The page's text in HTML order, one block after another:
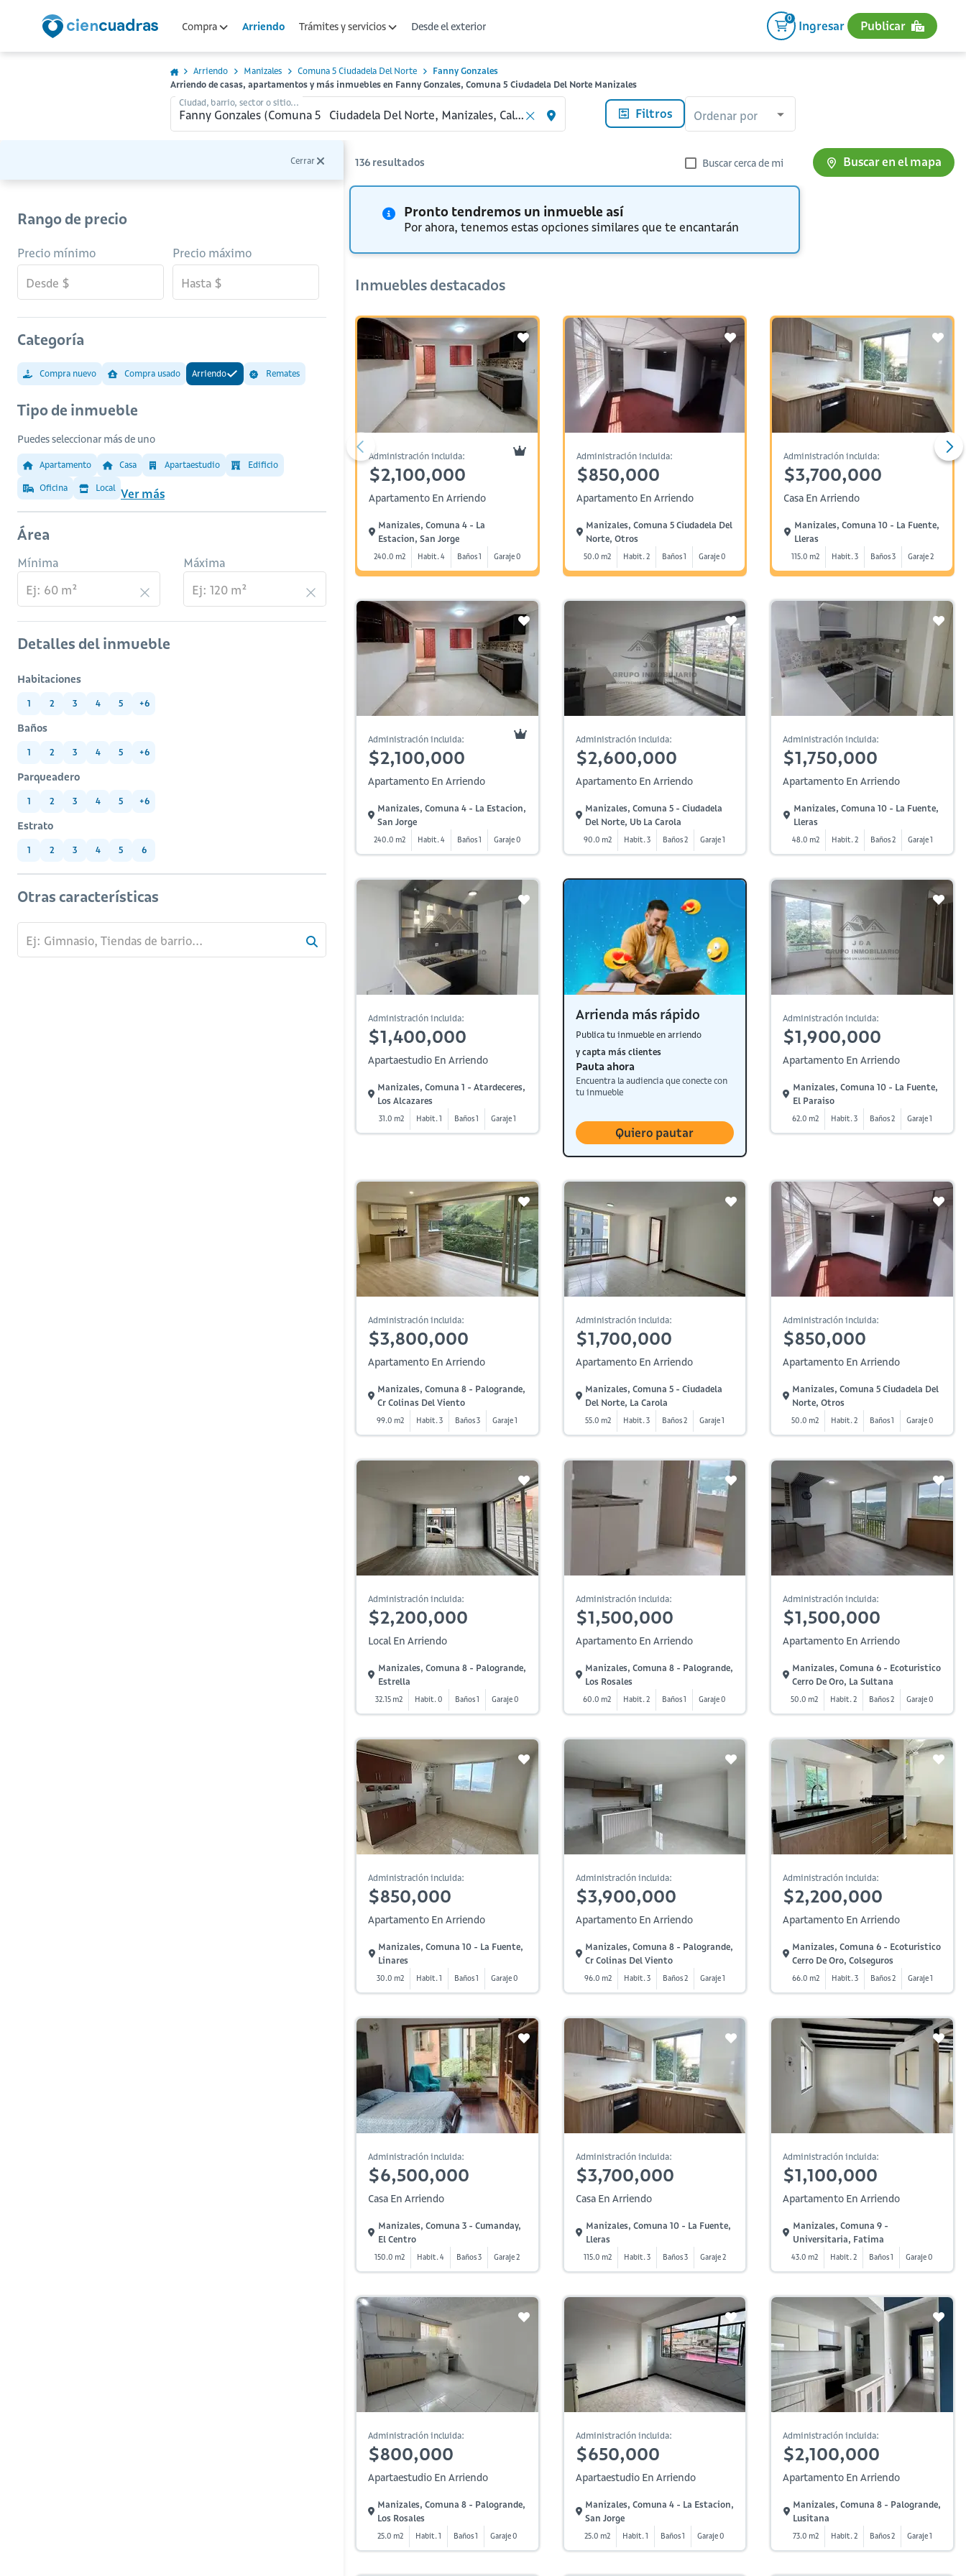
Compra Arriendo Trámites y servicios Desde el exterior
0
Ingresar Publicar
Arriendo Manizales Comuna 5 Ciudadela Del Norte
Fanny Gonzales
Arriendo de casas, apartamentos y más inmuebles en Fanny Gonzales, Comuna 5 Ciudadela Del Norte Manizales
Ciudad, barrio, sector o sitio...
Filtros Ordenar por
Cerrar
Rango de precio
Precio mínimo Precio máximo
Categoría
Compra nuevo Compra usado Arriendo Remates
Tipo de inmueble
Puedes seleccionar más de uno
Apartamento Casa Apartaestudio Edificio
Oficina Local Ver más
Área
Mínima Máxima
Detalles del inmueble
Habitaciones
1 2 3 4 5 +6
Baños
1 2 3 4 5 +6
Parqueadero
1 2 3 4 5 +6
Estrato
1 2 3 4 5 6
Otras características
136 resultados Buscar cerca de mi Buscar en el mapa
Pronto tendremos un inmueble así
Por ahora, tenemos estas opciones similares que te encantarán
Inmuebles destacados
Administración incluida:
$2,100,000
Apartamento En Arriendo
Manizales, Comuna 4 - La
Estacion, San Jorge
240.0 m2 Habit. 4 Baños 1 Garaje 0
Administración incluida:
$850,000
Apartamento En Arriendo
Manizales, Comuna 5 Ciudadela Del
Norte, Otros
50.0 m2 Habit. 2 Baños 1 Garaje 0
Administración incluida:
$3,700,000
Casa En Arriendo
Manizales, Comuna 10 - La Fuente,
Lleras
115.0 m2 Habit. 3 Baños 3 Garaje 2
Administración incluida:
$2,100,000
Apartamento En Arriendo
Manizales, Comuna 4 - La Estacion,
San Jorge
240.0 m2 Habit. 4 Baños 1 Garaje 0
Administración incluida:
$2,600,000
Apartamento En Arriendo
Manizales, Comuna 5 - Ciudadela
Del Norte, Ub La Carola
90.0 m2 Habit. 3 Baños 2 Garaje 1
Administración incluida:
$1,750,000
Apartamento En Arriendo
Manizales, Comuna 10 - La Fuente,
Lleras
48.0 m2 Habit. 2 Baños 2 Garaje 1
Administración incluida:
$1,400,000
Apartaestudio En Arriendo
Manizales, Comuna 1 - Atardeceres,
Los Alcazares
31.0 m2 Habit. 1 Baños 1 Garaje 1
Arrienda más rápido
Publica tu inmueble en arriendo
y capta más clientes
Pauta ahora
Encuentra la audiencia que conecte con
tu inmueble
Quiero pautar
Administración incluida:
$1,900,000
Apartamento En Arriendo
Manizales, Comuna 10 - La Fuente,
El Paraiso
62.0 m2 Habit. 3 Baños 2 Garaje 1
Administración incluida:
$3,800,000
Apartamento En Arriendo
Manizales, Comuna 8 - Palogrande,
Cr Colinas Del Viento
99.0 m2 Habit. 3 Baños 3 Garaje 1
Administración incluida:
$1,700,000
Apartamento En Arriendo
Manizales, Comuna 5 - Ciudadela
Del Norte, La Carola
55.0 m2 Habit. 3 Baños 2 Garaje 1
Administración incluida:
$850,000
Apartamento En Arriendo
Manizales, Comuna 5 Ciudadela Del
Norte, Otros
50.0 m2 Habit. 2 Baños 1 Garaje 0
Administración incluida:
$2,200,000
Local En Arriendo
Manizales, Comuna 8 - Palogrande,
Estrella
32.15 m2 Habit. 0 Baños 1 Garaje 0
Administración incluida:
$1,500,000
Apartamento En Arriendo
Manizales, Comuna 8 - Palogrande,
Los Rosales
60.0 m2 Habit. 2 Baños 1 Garaje 0
Administración incluida:
$1,500,000
Apartamento En Arriendo
Manizales, Comuna 6 - Ecoturistico
Cerro De Oro, La Sultana
50.0 m2 Habit. 2 Baños 2 Garaje 0
Administración incluida:
$850,000
Apartamento En Arriendo
Manizales, Comuna 10 - La Fuente,
Linares
30.0 m2 Habit. 1 Baños 1 Garaje 0
Administración incluida:
$3,900,000
Apartamento En Arriendo
Manizales, Comuna 8 - Palogrande,
Cr Colinas Del Viento
96.0 m2 Habit. 3 Baños 2 Garaje 1
Administración incluida:
$2,200,000
Apartamento En Arriendo
Manizales, Comuna 6 - Ecoturistico
Cerro De Oro, Colseguros
66.0 m2 Habit. 3 Baños 2 Garaje 1
Administración incluida:
$6,500,000
Casa En Arriendo
Manizales, Comuna 3 - Cumanday,
El Centro
150.0 m2 Habit. 4 Baños 3 Garaje 2
Administración incluida:
$3,700,000
Casa En Arriendo
Manizales, Comuna 10 - La Fuente,
Lleras
115.0 m2 Habit. 3 Baños 3 Garaje 2
Administración incluida:
$1,100,000
Apartamento En Arriendo
Manizales, Comuna 9 -
Universitaria, Fatima
43.0 m2 Habit. 2 Baños 1 Garaje 0
Administración incluida:
$800,000
Apartaestudio En Arriendo
Manizales, Comuna 8 - Palogrande,
Los Rosales
25.0 m2 Habit. 1 Baños 1 Garaje 0
Administración incluida:
$650,000
Apartaestudio En Arriendo
Manizales, Comuna 4 - La Estacion,
San Jorge
25.0 m2 Habit. 1 Baños 1 Garaje 0
Administración incluida:
$2,100,000
Apartamento En Arriendo
Manizales, Comuna 8 - Palogrande,
Lusitana
73.0 m2 Habit. 2 Baños 2 Garaje 1